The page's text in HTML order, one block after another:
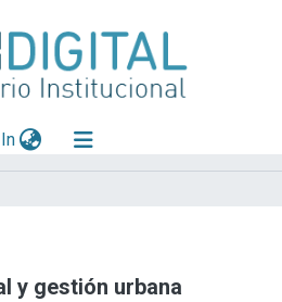
(current)
y gestión urbana